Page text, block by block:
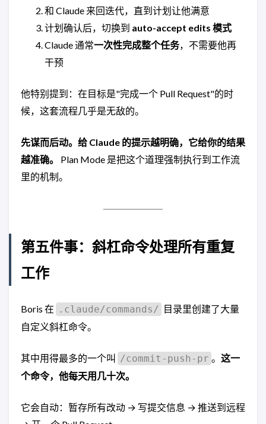
和 Claude 来回迭代，直到计划让他满意
计划确认后，切换到 auto-accept edits 模式
Claude 通常一次性完成整个任务，不需要他再
干预
他特别提到：在目标是"完成一个 Pull Request"的时
候，这套流程几乎是无敌的。
先谋而后动。给 Claude 的提示越明确，它给你的结果
越准确。
Plan Mode 是把这个道理强制执行到工作流
里的机制。
第五件事：斜杠命令处理所有重复
工作
Boris 在 .claude/commands/
目录里创建了大量
自定义斜杠命令。
其中用得最多的一个叫 /commit-push-pr 。 这一
个命令，他每天用几十次。
它会自动：暂存所有改动 → 写提交信息 → 推送到远程